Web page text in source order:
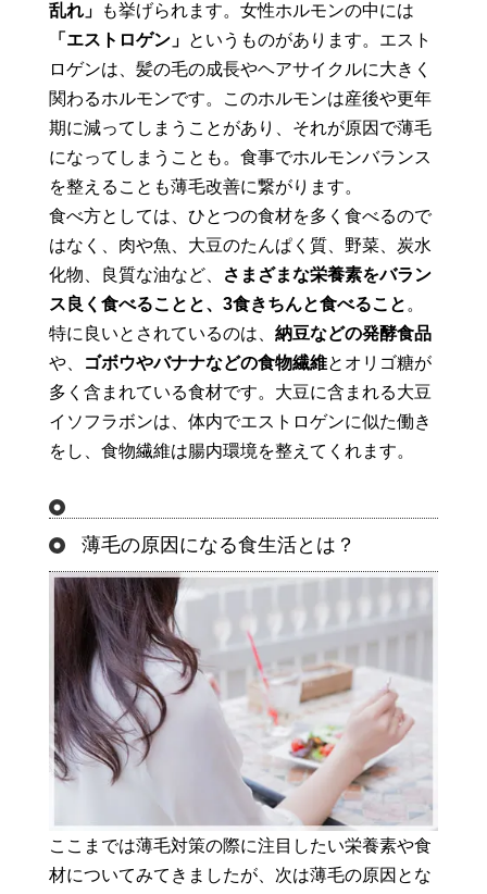
乱れ」
も挙げられます。女性ホルモンの中には
「エストロゲン」 というものがあります。エスト
ロゲンは、髪の毛の成長やヘアサイクルに大きく
関わるホルモンです。このホルモンは産後や更年
期に減ってしまうことがあり、それが原因で薄毛
になってしまうことも。食事でホルモンバランス
を整えることも薄毛改善に繋がります。
食べ方としては、ひとつの食材を多く食べるので
はなく、肉や魚、大豆のたんぱく質、野菜、炭水
化物、良質な油など、
さまざまな栄養素をバラン
ス良く食べることと、3食きちんと食べること 。
特に良いとされているのは、 納豆などの発酵食品
や、
ゴボウやバナナなどの食物繊維とオリゴ糖が
多く含まれている食材です。大豆に含まれる大豆
イソフラボンは、体内でエストロゲンに似た働き
をし、食物繊維は腸内環境を整えてくれます。
薄毛の原因になる食生活とは？
ここまでは薄毛対策の際に注目したい栄養素や食
材についてみてきましたが、次は薄毛の原因とな